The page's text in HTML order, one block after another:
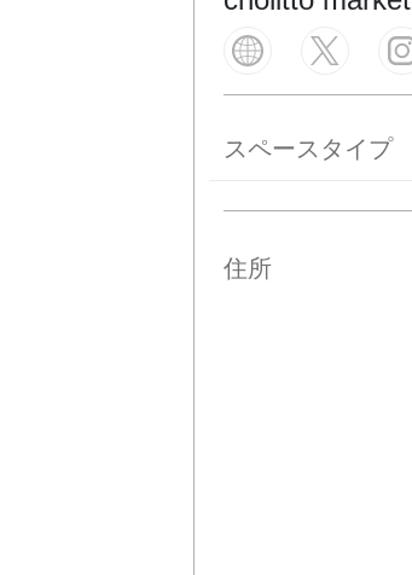
スペースタイプ
住所